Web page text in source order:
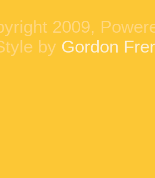
2009,
by Gordon